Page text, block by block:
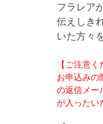
フラレア
伝えしき
いた方々
【ご注意
お申込みの
の返信メー
が入ったい